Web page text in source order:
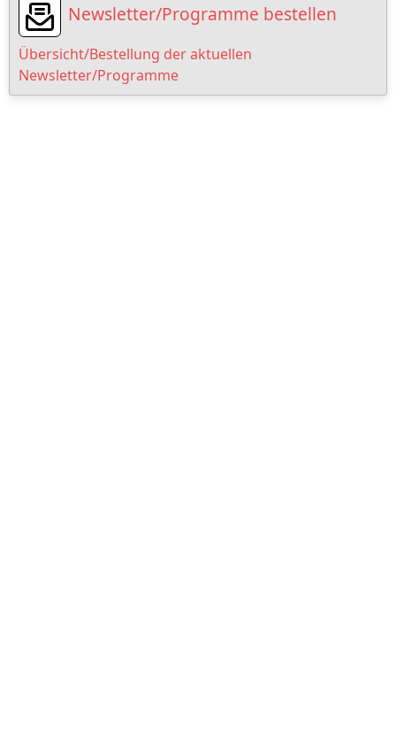
Newsletter/Programme bestellen
Übersicht/Bestellung der aktuellen
Newsletter/Programme